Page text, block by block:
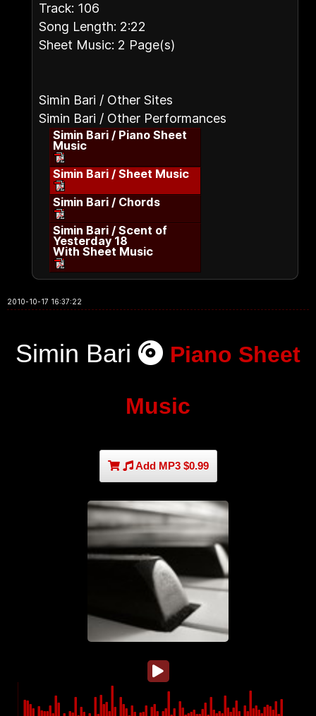
Track: 106
Song Length: 2:22
Sheet Music: 2 Page(s)
Simin Bari / Other Sites
Simin Bari / Other Performances
Simin Bari / Piano Sheet
Music
Simin Bari / Sheet Music
Simin Bari / Chords
Simin Bari / Scent of
Yesterday 18
With Sheet Music
2010-10-17 16:37:22
Simin Bari Piano Sheet
Music
Add MP3 $0.99